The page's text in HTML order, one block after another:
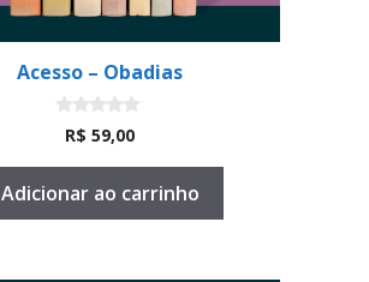
Acesso – Obadias
R$ 59,00
Adicionar ao carrinho